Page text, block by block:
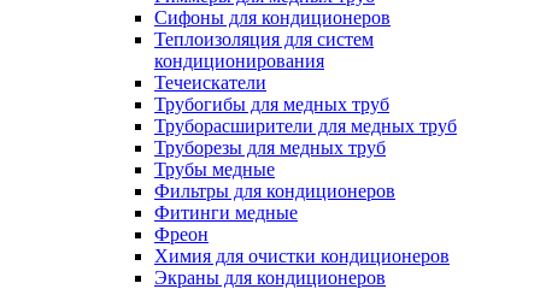
Сифоны для кондиционеров
Теплоизоляция для систем
кондиционирования
Течеискатели
Трубогибы для медных труб
Труборасширители для медных труб
Труборезы для медных труб
Трубы медные
Фильтры для кондиционеров
Фитинги медные
Фреон
Химия для очистки кондиционеров
Экраны для кондиционеров